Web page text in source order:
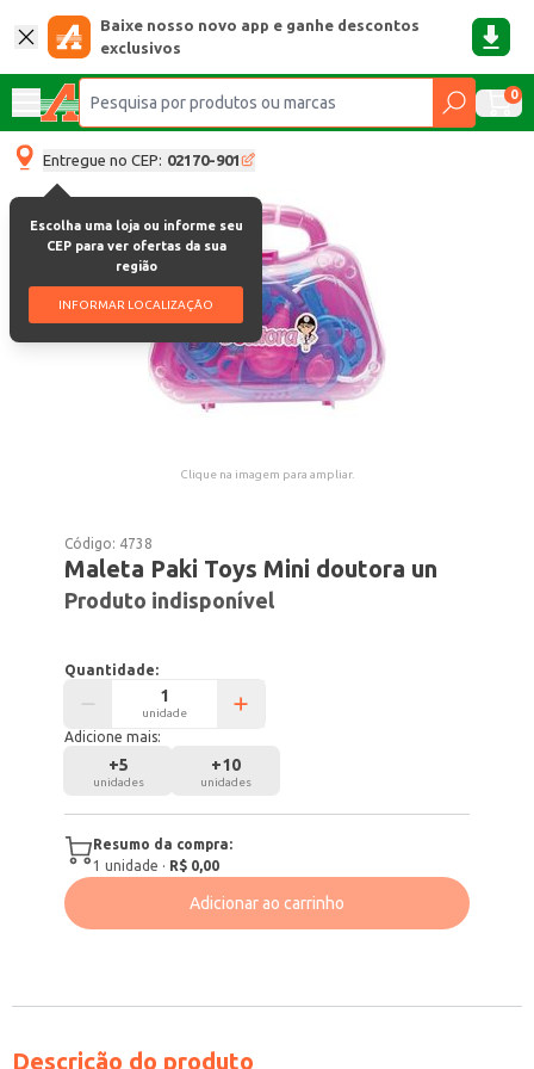
Baixe nosso novo app e ganhe descontos
exclusivos
0
Entregue no CEP: 02170-901
Escolha uma loja ou informe seu
CEP para ver ofertas da sua
região
INFORMAR LOCALIZAÇÃO
Clique na imagem para ampliar.
Código: 4738
Maleta Paki Toys Mini doutora un
Produto indisponível
Quantidade:
unidade
Adicione mais:
+5
unidades
+10
unidades
Resumo da compra:
1 unidade · R$ 0,00
Adicionar ao carrinho
Descrição do produto